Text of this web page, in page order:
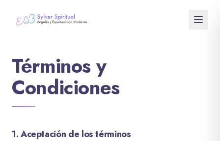
Terapias
Terapia Angelical
Regresión a Vidas Pasadas
Términos y
Condiciones
1. Aceptación de los términos